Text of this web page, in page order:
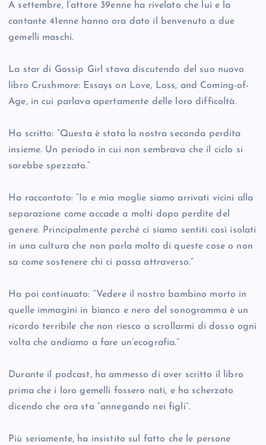
A settembre, l’attore 39enne ha rivelato che lui e la
cantante 41enne hanno ora dato il benvenuto a due
gemelli maschi.
La star di Gossip Girl stava discutendo del suo nuovo
libro Crushmore: Essays on Love, Loss, and Coming-of-
Age, in cui parlava apertamente delle loro difficoltà.
Ha scritto: “Questa è stata la nostra seconda perdita
insieme. Un periodo in cui non sembrava che il ciclo si
sarebbe spezzato.”
Ha raccontato: “Io e mia moglie siamo arrivati vicini alla
separazione come accade a molti dopo perdite del
genere. Principalmente perché ci siamo sentiti così isolati
in una cultura che non parla molto di queste cose o non
sa come sostenere chi ci passa attraverso.”
Ha poi continuato: “Vedere il nostro bambino morto in
quelle immagini in bianco e nero del sonogramma è un
ricordo terribile che non riesco a scrollarmi di dosso ogni
volta che andiamo a fare un’ecografia.”
Durante il podcast, ha ammesso di aver scritto il libro
prima che i loro gemelli fossero nati, e ha scherzato
dicendo che ora sta “annegando nei figli”.
Più seriamente, ha insistito sul fatto che le persone